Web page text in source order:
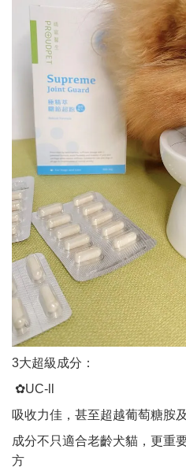
3大超級成分：
✿UC-ll
吸收力佳，甚至超越葡萄糖胺
成分不只適合老齡犬貓，更重
方